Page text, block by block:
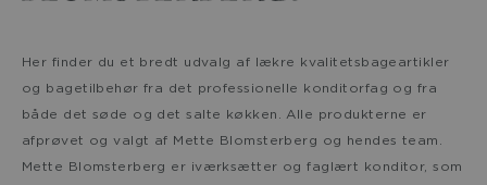
Her finder du et bredt udvalg af lækre kvalitetsbageartikler
og bagetilbehør fra det professionelle konditorfag og fra
både det søde og det salte køkken. Alle produkterne er
afprøvet og valgt af Mette Blomsterberg og hendes team.
Mette Blomsterberg er iværksætter og faglært konditor, som